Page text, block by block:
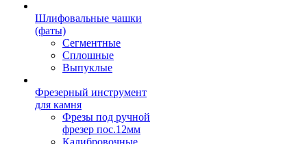
Шлифовальные чашки
(фаты)
Сегментные
Сплошные
Выпуклые
Фрезерный инструмент
для камня
Фрезы под ручной
фрезер пос.12мм
Калибровочные,